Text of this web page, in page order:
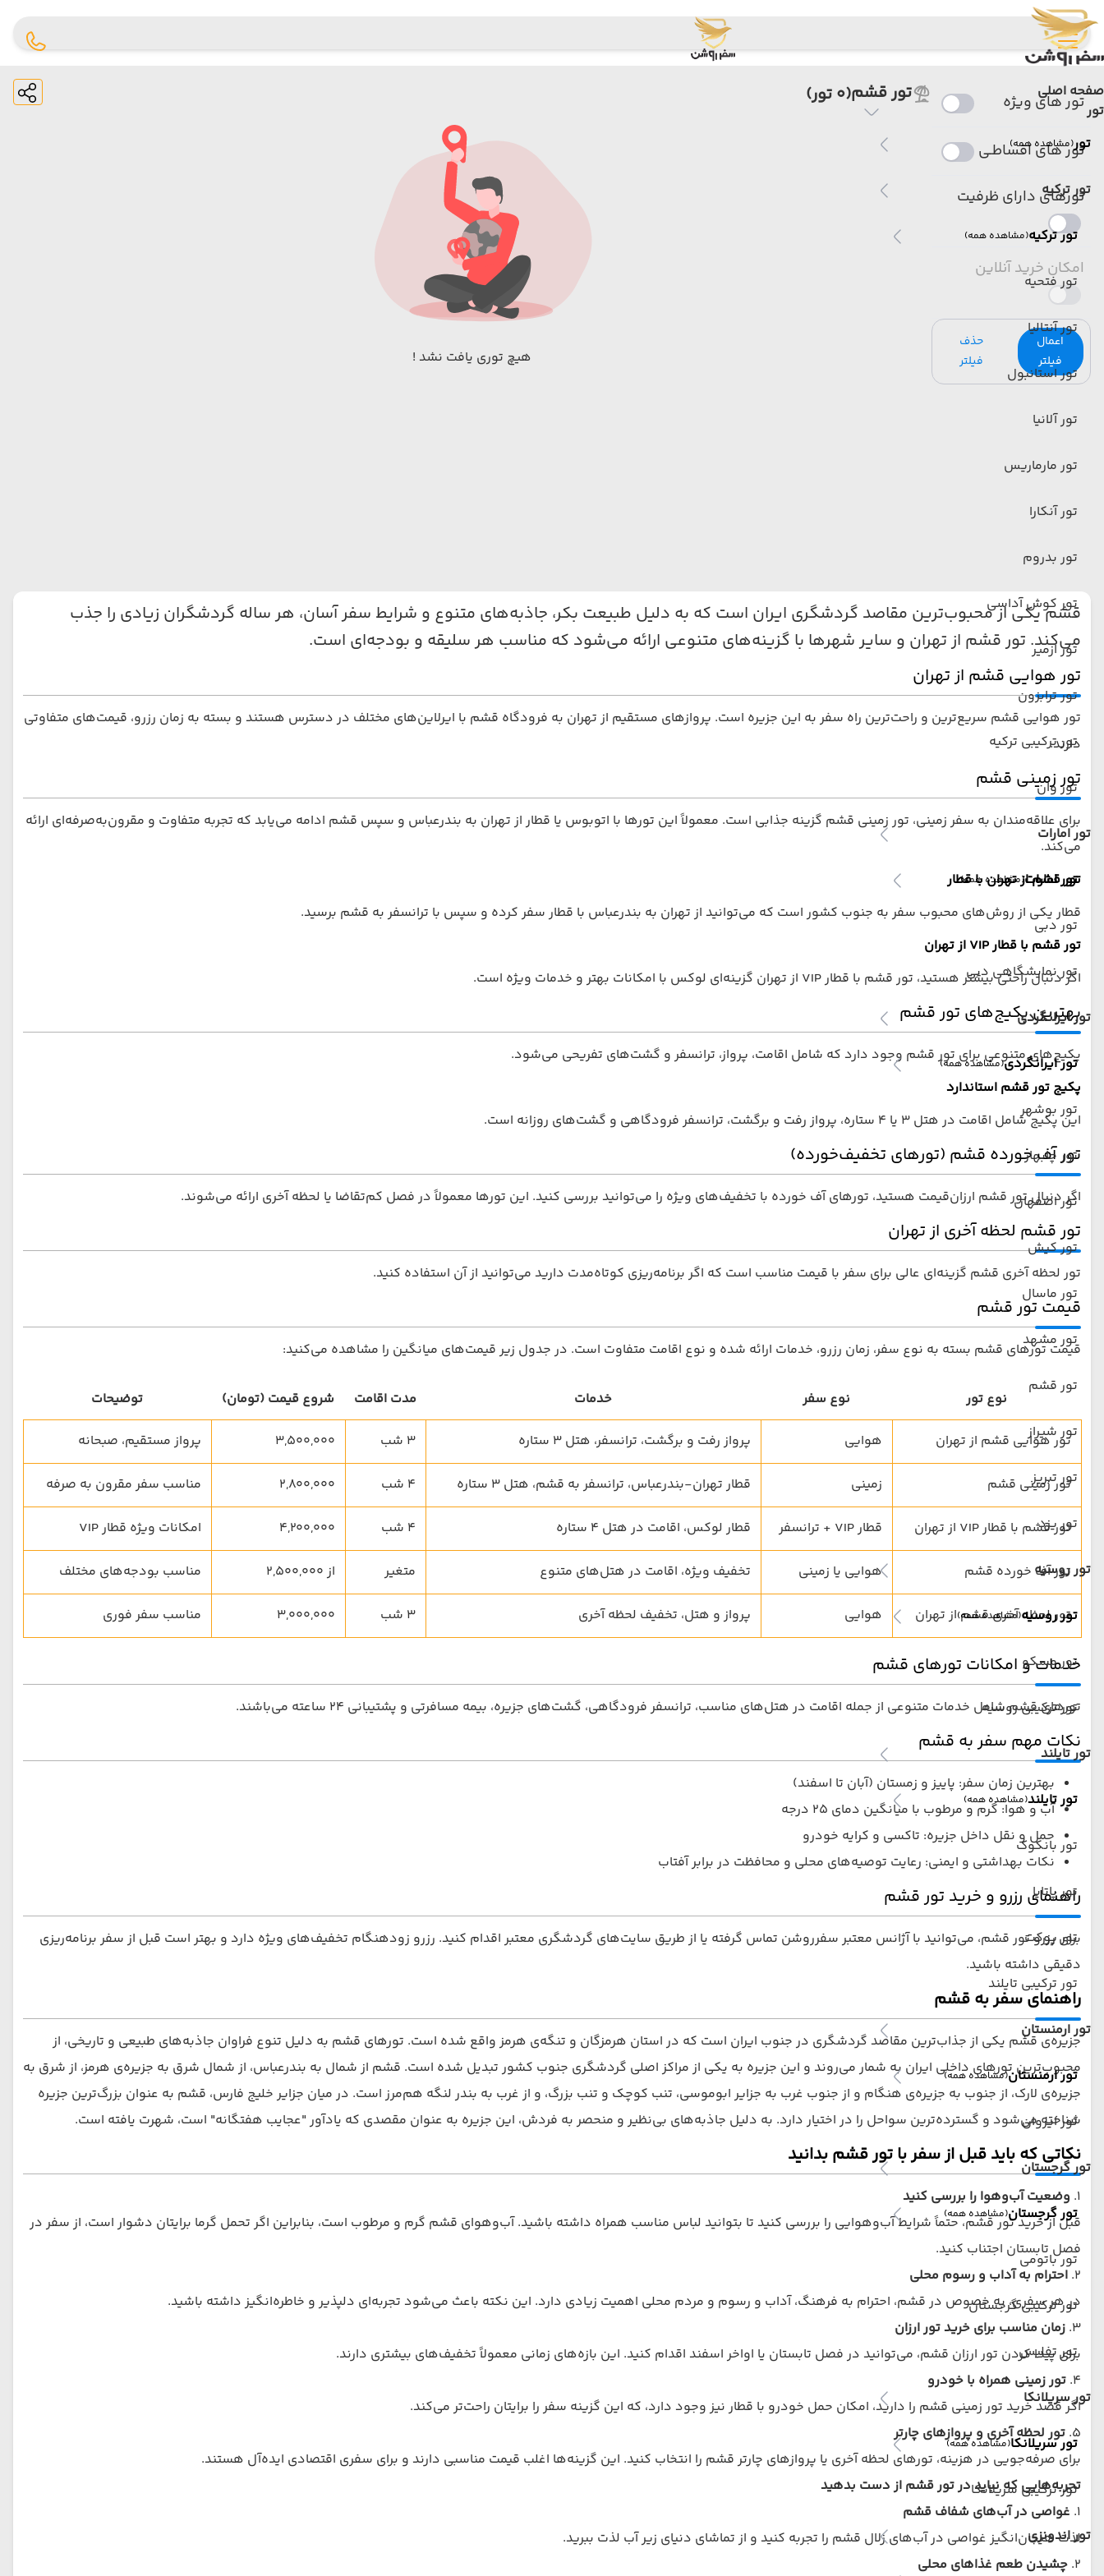
صفحه اصلی
تور
تور(مشاهده همه)
تور ترکیه
تور ترکیه(مشاهده همه)
تور فتحیه
تور آنتالیا
تور استانبول
تور آلانیا
تور مارماریس
تور آنکارا
تور بدروم
تور کوش آداسی
تور ازمیر
تور ترابزون
تور ترکیبی ترکیه
تور وان
تور امارات
تور امارات(مشاهده همه)
تور دبی
تور نمایشگاهی دبی
تور ایرانگردی
تور ایرانگردی(مشاهده همه)
تور بوشهر
تور چابهار
تور اصفهان
تور کیش
تور ماسال
تور مشهد
تور قشم
تور شیراز
تور تبریز
تور یزد
تور روسیه
تور روسیه(مشاهده همه)
تور مسکو
تور ترکیبی روسیه
تور تایلند
تور تایلند(مشاهده همه)
تور بانکوک
تور پاتایا
تور پوکت
تور ترکیبی تایلند
تور ارمنستان
تور ارمنستان(مشاهده همه)
تور ایروان
تور گرجستان
تور گرجستان(مشاهده همه)
تور باتومی
تور ترکیبی گرجستان
تور تفلیس
تور سریلانکا
تور سریلانکا(مشاهده همه)
تور ترکیبی سریلانکا
تور اندونزی
تور های ویژه
تور های اقساطـی
تورهای دارای ظرفیت
امکان خرید آنلاین
اعمال
فیلتر
حذف
فیلتر
تور قشم(0 تور)
هیچ توری یافت نشد !
قشم یکی از محبوب‌ترین مقاصد گردشگری ایران است که به دلیل طبیعت بکر، جاذبه‌های متنوع و شرایط سفر آسان، هر ساله گردشگران زیادی را جذب
می‌کند. تور قشم از تهران و سایر شهرها با گزینه‌های متنوعی ارائه می‌شود که مناسب هر سلیقه و بودجه‌ای است.
تور هوایی قشم از تهران
تور هوایی قشم سریع‌ترین و راحت‌ترین راه سفر به این جزیره است. پروازهای مستقیم از تهران به فرودگاه قشم با ایرلاین‌های مختلف در دسترس هستند و بسته به زمان رزرو، قیمت‌های متفاوتی
دارند.
تور زمینی قشم
برای علاقه‌مندان به سفر زمینی، تور زمینی قشم گزینه جذابی است. معمولاً این تورها با اتوبوس یا قطار از تهران به بندرعباس و سپس قشم ادامه می‌یابد که تجربه متفاوت و مقرون‌به‌صرفه‌ای ارائه
می‌کند.
تور قشم از تهران با قطار
قطار یکی از روش‌های محبوب سفر به جنوب کشور است که می‌توانید از تهران به بندرعباس با قطار سفر کرده و سپس با ترانسفر به قشم برسید.
تور قشم با قطار VIP از تهران
اگر دنبال راحتی بیشتر هستید، تور قشم با قطار VIP از تهران گزینه‌ای لوکس با امکانات بهتر و خدمات ویژه است.
بهترین پکیج‌های تور قشم
پکیج‌های متنوعی برای تور قشم وجود دارد که شامل اقامت، پرواز، ترانسفر و گشت‌های تفریحی می‌شود.
پکیج تور قشم استاندارد
این پکیج شامل اقامت در هتل 3 یا 4 ستاره، پرواز رفت و برگشت، ترانسفر فرودگاهی و گشت‌های روزانه است.
تور آف خورده قشم (تورهای تخفیف‌خورده)
اگر دنبال تور قشم ارزان‌قیمت هستید، تورهای آف خورده با تخفیف‌های ویژه را می‌توانید بررسی کنید. این تورها معمولاً در فصل کم‌تقاضا یا لحظه آخری ارائه می‌شوند.
تور قشم لحظه آخری از تهران
تور لحظه آخری قشم گزینه‌ای عالی برای سفر با قیمت مناسب است که اگر برنامه‌ریزی کوتاه‌مدت دارید می‌توانید از آن استفاده کنید.
قیمت تور قشم
قیمت تورهای قشم بسته به نوع سفر، زمان رزرو، خدمات ارائه شده و نوع اقامت متفاوت است. در جدول زیر قیمت‌های میانگین را مشاهده می‌کنید:
نوع تور نوع سفر خدمات مدت اقامت شروع قیمت (تومان) توضیحات
تور هوایی قشم از تهران هوایی پرواز رفت و برگشت، ترانسفر، هتل 3 ستاره 3 شب 3,500,000 پرواز مستقیم، صبحانه
تور زمینی قشم زمینی قطار تهران-بندرعباس، ترانسفر به قشم، هتل 3 ستاره 4 شب 2,800,000 مناسب سفر مقرون به صرفه
تور قشم با قطار VIP از تهران قطار VIP + ترانسفر قطار لوکس، اقامت در هتل 4 ستاره 4 شب 4,200,000 امکانات ویژه قطار VIP
تور آف خورده قشم هوایی یا زمینی تخفیف ویژه، اقامت در هتل‌های متنوع متغیر از 2,500,000 مناسب بودجه‌های مختلف
تور لحظه آخری قشم از تهران هوایی پرواز و هتل، تخفیف لحظه آخری 3 شب 3,000,000 مناسب سفر فوری
خدمات و امکانات تورهای قشم
تورهای قشم شامل خدمات متنوعی از جمله اقامت در هتل‌های مناسب، ترانسفر فرودگاهی، گشت‌های جزیره، بیمه مسافرتی و پشتیبانی 24 ساعته می‌باشند.
نکات مهم سفر به قشم
بهترین زمان سفر: پاییز و زمستان (آبان تا اسفند)
آب و هوا: گرم و مرطوب با میانگین دمای 25 درجه
حمل و نقل داخل جزیره: تاکسی و کرایه خودرو
نکات بهداشتی و ایمنی: رعایت توصیه‌های محلی و محافظت در برابر آفتاب
راهنمای رزرو و خرید تور قشم
برای رزرو تور قشم، می‌توانید با آژانس‌ معتبر سفرروشن تماس گرفته یا از طریق سایت‌های گردشگری معتبر اقدام کنید. رزرو زودهنگام تخفیف‌های ویژه دارد و بهتر است قبل از سفر برنامه‌ریزی
دقیقی داشته باشید.
راهنمای سفر به قشم
جزیره‌ی قشم یکی از جذاب‌ترین مقاصد گردشگری در جنوب ایران است که در استان هرمزگان و تنگه‌ی هرمز واقع شده است. تورهای قشم به دلیل تنوع فراوان جاذبه‌های طبیعی و تاریخی، از
محبوب‌ترین تورهای داخلی ایران به شمار می‌روند و این جزیره به یکی از مراکز اصلی گردشگری جنوب کشور تبدیل شده است. قشم از شمال به بندرعباس، از شمال شرق به جزیره‌ی هرمز، از شرق به
جزیره‌ی لارک، از جنوب به جزیره‌ی هنگام و از جنوب غرب به جزایر ابوموسی، تنب کوچک و تنب بزرگ، و از غرب به بندر لنگه هم‌مرز است. در میان جزایر خلیج فارس، قشم به عنوان بزرگ‌ترین جزیره
شناخته می‌شود و گسترده‌ترین سواحل را در اختیار دارد. به دلیل جاذبه‌های بی‌نظیر و منحصر به فردش، این جزیره به عنوان مقصدی که یادآور "عجایب هفتگانه" است، شهرت یافته است.
نکاتی که باید قبل از سفر با تور قشم بدانید
۱. وضعیت آب‌وهوا را بررسی کنید
قبل از خرید تور قشم، حتماً شرایط آب‌وهوایی را بررسی کنید تا بتوانید لباس مناسب همراه داشته باشید. آب‌وهوای قشم گرم و مرطوب است، بنابراین اگر تحمل گرما برایتان دشوار است، از سفر در
فصل تابستان اجتناب کنید.
۲. احترام به آداب و رسوم محلی
در هر سفری، به خصوص در قشم، احترام به فرهنگ، آداب و رسوم و مردم محلی اهمیت زیادی دارد. این نکته باعث می‌شود تجربه‌ای دلپذیر و خاطره‌انگیز داشته باشید.
۳. زمان مناسب برای خرید تور ارزان
برای پیدا کردن تور ارزان قشم، می‌توانید در فصل تابستان یا اواخر اسفند اقدام کنید. این بازه‌های زمانی معمولاً تخفیف‌های بیشتری دارند.
۴. تور زمینی همراه با خودرو
اگر قصد خرید تور زمینی قشم را دارید، امکان حمل خودرو با قطار نیز وجود دارد، که این گزینه سفر را برایتان راحت‌تر می‌کند.
۵. تور لحظه آخری و پروازهای چارتر
برای صرفه‌جویی در هزینه، تورهای لحظه آخری یا پروازهای چارتر قشم را انتخاب کنید. این گزینه‌ها اغلب قیمت مناسبی دارند و برای سفری اقتصادی ایده‌آل هستند.
تجربه‌هایی که نباید در تور قشم از دست بدهید
۱. غواصی در آب‌های شفاف قشم
لذت هیجان‌انگیز غواصی در آب‌های زلال قشم را تجربه کنید و از تماشای دنیای زیر آب لذت ببرید.
۲. چشیدن طعم غذاهای محلی